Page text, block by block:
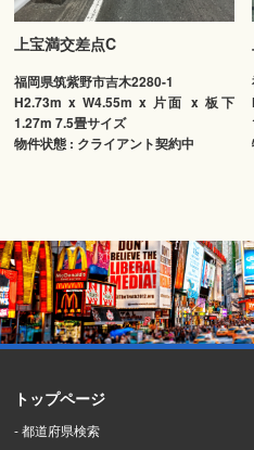
上宝満交差点C
福岡県筑紫野市吉木2280-1
H2.73m x W4.55m x 片面 x 板下
1.27m 7.5畳サイズ
物件状態 : クライアント契約中
トップページ
- 都道府県検索